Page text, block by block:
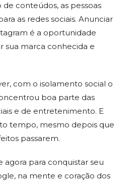
conteúdos, as pessoas
as redes sociais. Anunciar
é a oportunidade
sua marca conhecida e
com o isolamento social o
boa parte das
e de entretenimento. E
tempo, mesmo depois que
passarem.
agora para conquistar seu
na mente e coração dos